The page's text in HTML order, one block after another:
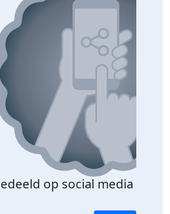
op social media